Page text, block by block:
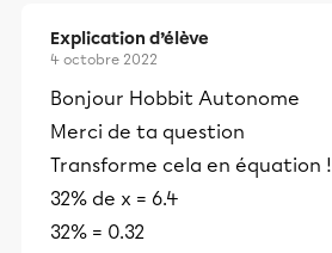
Explication d’élève
4 octobre 2022
Bonjour Hobbit Autonome
Merci de ta question
Transforme cela en équation !
32% de x = 6.4
32% = 0.32